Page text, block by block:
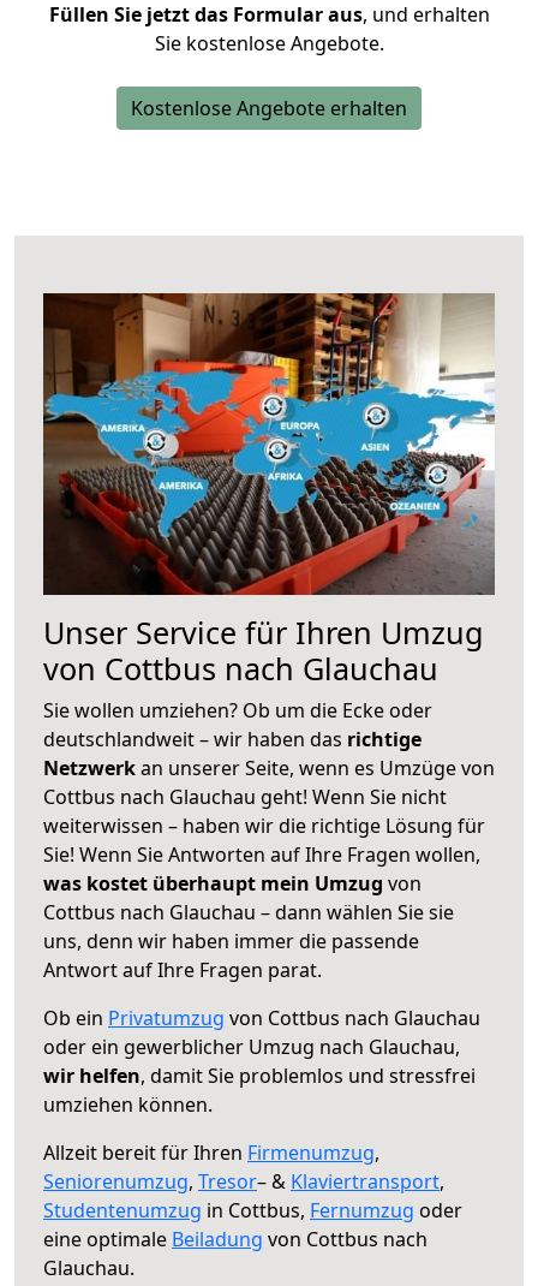
Füllen Sie jetzt das Formular aus, und erhalten
Sie kostenlose Angebote.
Kostenlose Angebote erhalten
Unser Service für Ihren Umzug
von Cottbus nach Glauchau
Sie wollen umziehen? Ob um die Ecke oder
deutschlandweit – wir haben das richtige
Netzwerkan unserer Seite, wenn es Umzüge von
Cottbus nach Glauchau geht! Wenn Sie nicht
weiterwissen – haben wir die richtige Lösung für
Sie! Wenn Sie Antworten auf Ihre Fragen wollen,
was kostet überhaupt mein Umzug von
Cottbus nach Glauchau – dann wählen Sie sie
uns, denn wir haben immer die passende
Antwort auf Ihre Fragen parat.
Ob ein Privatumzug von Cottbus nach Glauchau
oder ein gewerblicher Umzug nach Glauchau,
wir helfen, damit Sie problemlos und stressfrei
umziehen können.
Allzeit bereit für Ihren Firmenumzug,
Seniorenumzug, Tresor– & Klaviertransport,
Studentenumzug in Cottbus, Fernumzug oder
eine optimale Beiladung von Cottbus nach
Glauchau.